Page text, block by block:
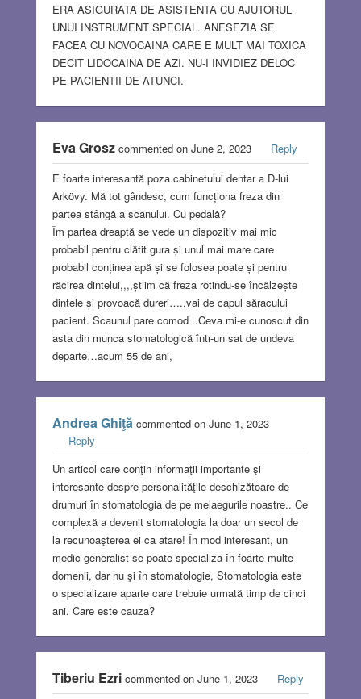
ERA ASIGURATA DE ASISTENTA CU AJUTORUL
UNUI INSTRUMENT SPECIAL. ANESEZIA SE
FACEA CU NOVOCAINA CARE E MULT MAI TOXICA
DECIT LIDOCAINA DE AZI. NU-I INVIDIEZ DELOC
PE PACIENTII DE ATUNCI.
Eva Groszcommented on June 2, 2023
Reply
E foarte interesantă poza cabinetului dentar a D-lui
Arkövy. Mă tot gândesc, cum funcționa freza din
partea stângă a scanului. Cu pedală?
Îm partea dreaptă se vede un dispozitiv mai mic
probabil pentru clătit gura și unul mai mare care
probabil conținea apă și se folosea poate și pentru
răcirea dintelui,,,,știim că freza rotindu-se încălzește
dintele și provoacă dureri…..vai de capul săracului
pacient. Scaunul pare comod ..Ceva mi-e cunoscut din
asta din munca stomatologică într-un sat de undeva
departe…acum 55 de ani,
Andrea Ghiţă commented on June 1, 2023
Reply
Un articol care conţin informaţii importante şi
interesante despre personalităţile deschizătoare de
drumuri în stomatologia de pe melaegurile noastre.. Ce
complexă a devenit stomatologia la doar un secol de
la recunoaşterea ei ca atare! În mod interesant, un
medic generalist se poate specializa în foarte multe
domenii, dar nu şi în stomatologie, Stomatologia este
o specializare aparte care trebuie urmată timp de cinci
ani. Care este cauza?
Tiberiu Ezricommented on June 1, 2023
Reply